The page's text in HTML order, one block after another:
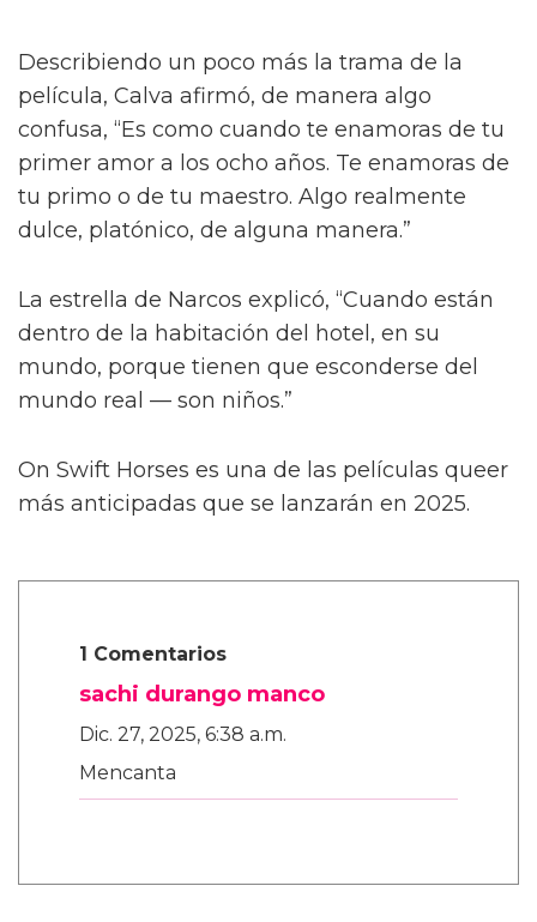
Describiendo un poco más la trama de la
película, Calva afirmó, de manera algo
confusa, “Es como cuando te enamoras de tu
primer amor a los ocho años. Te enamoras de
tu primo o de tu maestro. Algo realmente
dulce, platónico, de alguna manera.”
La estrella de Narcos explicó, “Cuando están
dentro de la habitación del hotel, en su
mundo, porque tienen que esconderse del
mundo real — son niños.”
On Swift Horses es una de las películas queer
más anticipadas que se lanzarán en 2025.
1 Comentarios
sachi durango manco
Dic. 27, 2025, 6:38 a.m.
Mencanta